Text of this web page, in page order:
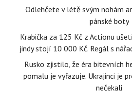
Odlehčete v létě svým nohám
pánské boty
Krabička za 125 Kč z Actionu
jindy stojí 10 000 Kč. Regál s
Rusko zjistilo, že éra bitevních
pomalu je vyřazuje. Ukrajinci je
nečekali